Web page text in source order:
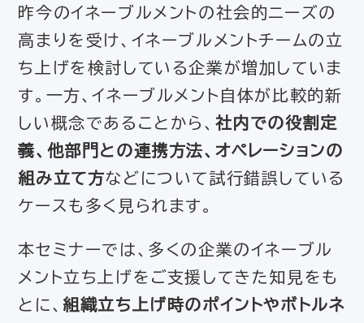
昨今のイネーブルメントの社会的ニーズの
高まりを受け、イネーブルメントチームの立
ち上げを検討している企業が増加していま
す。一方、イネーブルメント自体が比較的新
しい概念であることから、 社内での役割定
義、他部門との連携方法、オペレーションの
組み立て方などについて試行錯誤している
ケースも多く見られます。
本セミナーでは、多くの企業のイネーブル
メント立ち上げをご支援してきた知見をも
とに、組織立ち上げ時のポイントやボトルネ